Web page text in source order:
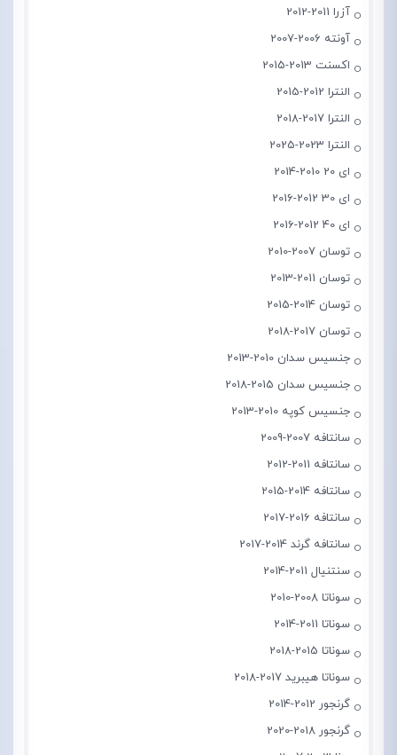
آزرا 2011-2012
آونته 2006-2007
اکسنت 2013-2015
النترا 2012-2015
النترا 2017-2018
النترا 2023-2025
ای 20 2010-2014
ای 30 2012-2016
ای 40 2012-2016
توسان 2007-2010
توسان 2011-2013
توسان 2014-2015
توسان 2017-2018
جنسیس سدان 2010-2013
جنسیس سدان 2015-2018
جنسیس کوپه 2010-2013
سانتافه 2007-2009
سانتافه 2011-2012
سانتافه 2014-2015
سانتافه 2016-2017
سانتافه گرند 2014-2017
سنتنیال 2011-2014
سوناتا 2008-2010
سوناتا 2011-2014
سوناتا 2015-2018
سوناتا هیبرید 2017-2018
گرنجور 2012-2014
گرنجور 2018-2020